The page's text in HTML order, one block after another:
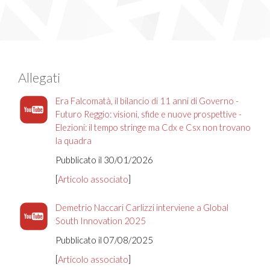
Allegati
Era Falcomatà, il bilancio di 11 anni di Governo -
Futuro Reggio: visioni, sfide e nuove prospettive -
Elezioni: il tempo stringe ma Cdx e Csx non trovano
la quadra
Pubblicato il 30/01/2026
[Articolo associato]
Demetrio Naccari Carlizzi interviene a Global
South Innovation 2025
Pubblicato il 07/08/2025
[Articolo associato]